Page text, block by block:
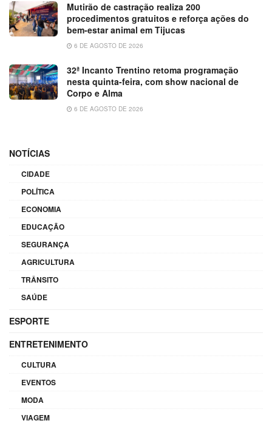
Mutirão de castração realiza 200
procedimentos gratuitos e reforça ações do
bem-estar animal em Tijucas
6 DE AGOSTO DE 2026
32ª Incanto Trentino retoma programação
nesta quinta-feira, com show nacional de
Corpo e Alma
6 DE AGOSTO DE 2026
NOTÍCIAS
CIDADE
POLÍTICA
ECONOMIA
EDUCAÇÃO
SEGURANÇA
AGRICULTURA
TRÂNSITO
SAÚDE
ESPORTE
ENTRETENIMENTO
CULTURA
EVENTOS
MODA
VIAGEM